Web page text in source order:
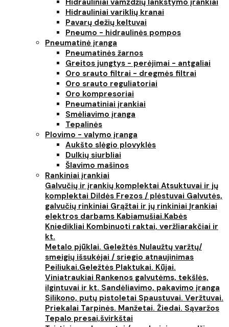
Hidrauliniai vamzdžių lankstymo įrankiai
Hidrauliniai variklių kranai
Pavarų dežių keltuvai
Pneumo - hidraulinės pompos
Pneumatinė įranga
Pneumatinės žarnos
Greitos jungtys - perėjimai - antgaliai
Oro srauto filtrai - dregmės filtrai
Oro srauto reguliatoriai
Oro kompresoriai
Pneumatiniai įrankiai
Smėliavimo įranga
Tepalinės
Plovimo - valymo įranga
Aukšto slėgio plovyklės
Dulkių siurbliai
Šlavimo mašinos
Rankiniai įrankiai
Galvučių ir įrankių komplektai Atsuktuvai ir jų
komplektai Dildės Frezos / plėstuvai Galvutės,
galvučių rinkiniai Grąžtai ir jų rinkiniai Įrankiai
elektros darbams Kabiamušiai.Kabės
Kniedikliai Kombinuoti raktai, veržliarakčiai ir
kt.
Metalo pjūklai. Geležtės Nulaužtų varžtų/
smeigių išsukėjai / sriegio atnaujinimas
Peiliukai.Geležtės Plaktukai. Kūjai.
Viniatraukiai Rankenos galvutėms, tekšlės,
ilgintuvai ir kt. Sandėliavimo, pakavimo įranga
Silikono, putų pistoletai Spaustuvai. Veržtuvai.
Priekalai Tarpinės. Manžetai. Žiedai. Sąvaržos
Tepalo presai,švirkštai